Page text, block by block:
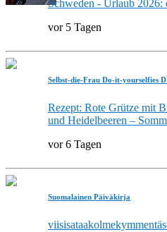
Schweden - Urlaub 2026:
vor 5 Tagen
Selbst-die-Frau Do-it-yourselfies
Rezept: Rote Grütze mit
und Heidelbeeren –
vor 6 Tagen
Suomalainen Päiväkirja